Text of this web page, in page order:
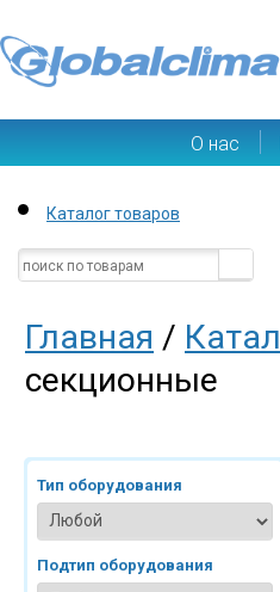
О нас
Каталог товаров
Главная /
секционные
Тип оборудования
Подтип оборудования